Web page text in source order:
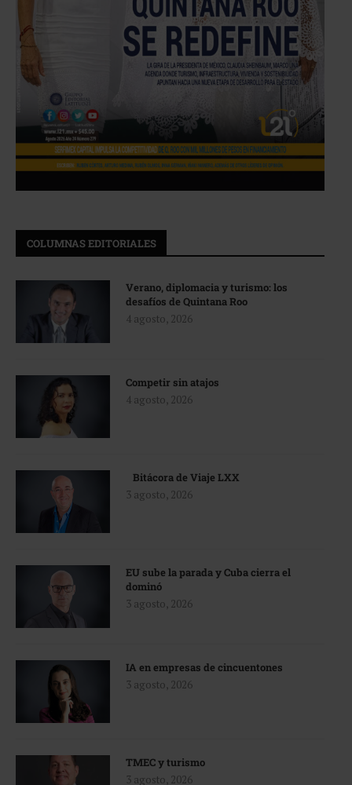
COLUMNAS EDITORIALES
Verano, diplomacia y turismo: los
desafíos de Quintana Roo
4 agosto, 2026
Competir sin atajos
4 agosto, 2026
Bitácora de Viaje LXX
3 agosto, 2026
EU sube la parada y Cuba cierra el
dominó
3 agosto, 2026
IA en empresas de cincuentones
3 agosto, 2026
TMEC y turismo
3 agosto, 2026